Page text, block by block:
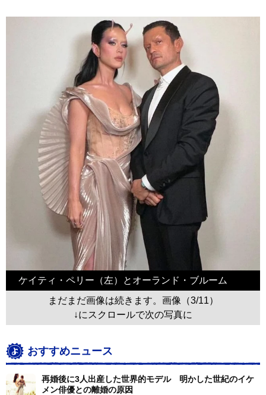
ケイティ・ペリー（左）とオーランド・ブルーム
まだまだ画像は続きます。画像（3/11）
↓にスクロールで次の写真に
おすすめニュース
再婚後に3人出産した世界的モデル 明かした世紀のイケ
メン俳優との離婚の原因